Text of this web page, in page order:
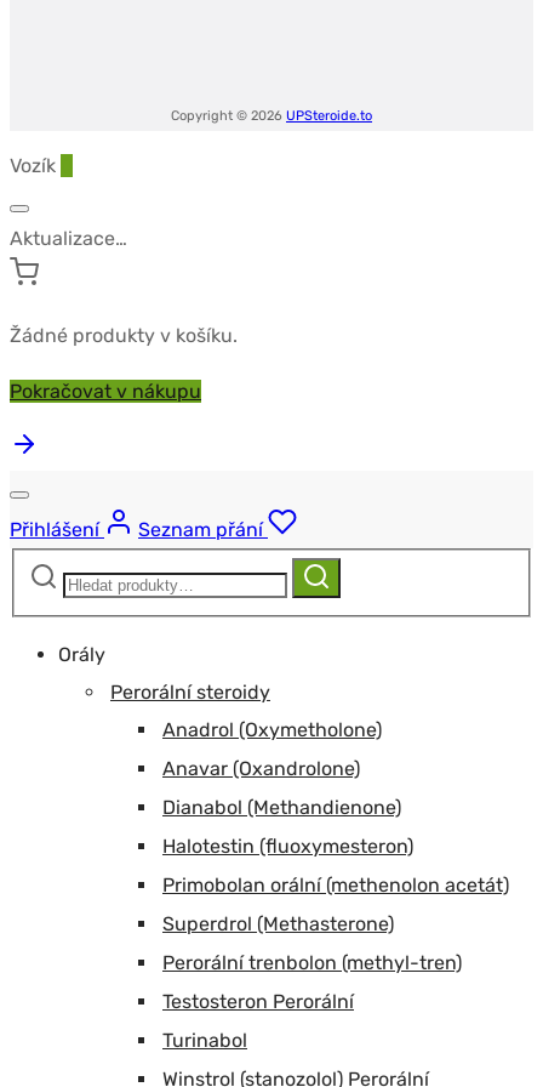
Copyright © 2026 UPSteroide.to
Vozík
Aktualizace…
Žádné produkty v košíku.
Pokračovat v nákupu
Přihlášení
Seznam přání
Hledat:
Hledat
Orály
Perorální steroidy
Anadrol (Oxymetholone)
Anavar (Oxandrolone)
Dianabol (Methandienone)
Halotestin (fluoxymesteron)
Primobolan orální (methenolon acetát)
Superdrol (Methasterone)
Perorální trenbolon (methyl-tren)
Testosteron Perorální
Turinabol
Winstrol (stanozolol) Perorální